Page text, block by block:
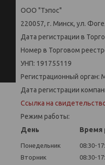
ООО "Тэпос"
220057, г. Минск, ул.
Дата регистрации в
Номер в Торговом
УНП: 191755119
Регистрационный орган:
Дата регистрации
Ссылка на
Режим работы:
День
Время
Понедельник
08:30-
Вторник
08:30-